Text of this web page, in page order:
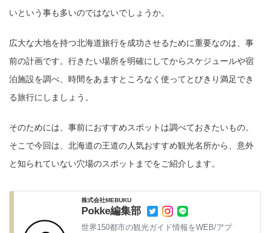
いという事も多いのではないでしょうか。
広大な大地を持つ北海道旅行を成功させるために重要なのは、事
前の計画です。行きたい場所を明確にしてからスケジュールや宿
泊施設を調べ、時間をあますところなく使ってとびきり満足でき
る旅行にしましょう。
そのためには、事前におすすめスポットは調べておきたいもの。
そこで今回は、北海道の王道の人気おすすめ観光名所から、意外
と知られていない穴場のスポットまでをご紹介します。
株式会社MEBUKU
Pokke編集部
世界150都市の観光ガイド情報をWEB/アプ